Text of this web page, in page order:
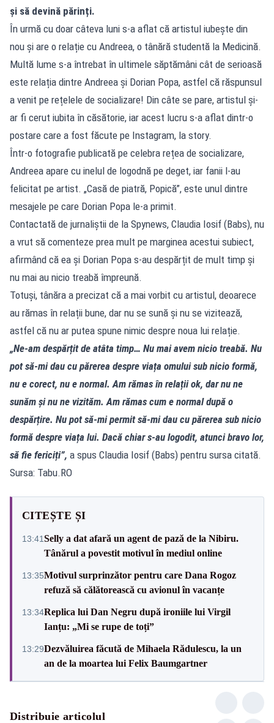
și să devină părinți.
În urmă cu doar câteva luni s-a aflat că artistul iubește din
nou și are o relație cu Andreea, o tânără studentă la Medicină.
Multă lume s-a întrebat în ultimele săptămâni cât de serioasă
este relația dintre Andreea și Dorian Popa, astfel că răspunsul
a venit pe rețelele de socializare! Din câte se pare, artistul și-
ar fi cerut iubita în căsătorie, iar acest lucru s-a aflat dintr-o
postare care a fost făcute pe Instagram, la story.
Într-o fotografie publicată pe celebra rețea de socializare,
Andreea apare cu inelul de logodnă pe deget, iar fanii l-au
felicitat pe artist. „Casă de piatră, Popică”, este unul dintre
mesajele pe care Dorian Popa le-a primit.
Contactată de jurnaliștii de la Spynews, Claudia Iosif (Babs), nu
a vrut să comenteze prea mult pe marginea acestui subiect,
afirmând că ea și Dorian Popa s-au despărțit de mult timp și
nu mai au nicio treabă împreună.
Totuși, tânăra a precizat că a mai vorbit cu artistul, deoarece
au rămas în relații bune, dar nu se sună și nu se vizitează,
astfel că nu ar putea spune nimic despre noua lui relație.
„Ne-am despărțit de atâta timp… Nu mai avem nicio treabă. Nu
pot să-mi dau cu părerea despre viața omului sub nicio formă,
nu e corect, nu e normal. Am rămas în relații ok, dar nu ne
sunăm și nu ne vizităm. Am rămas cum e normal după o
despărțire. Nu pot să-mi permit să-mi dau cu părerea sub nicio
formă despre viața lui. Dacă chiar s-au logodit, atunci bravo lor,
să fie fericiți”, a spus Claudia Iosif (Babs) pentru sursa citată.
Sursa: Tabu.RO
CITEȘTE ȘI
13:41Selly a dat afară un agent de pază de la Nibiru.
Tânărul a povestit motivul în mediul online
13:35Motivul surprinzător pentru care Dana Rogoz
refuză să călătorească cu avionul în vacanțe
13:34Replica lui Dan Negru după ironiile lui Virgil
Ianțu: „Mi se rupe de toți”
13:29Dezvăluirea făcută de Mihaela Rădulescu, la un
an de la moartea lui Felix Baumgartner
Distribuie articolul